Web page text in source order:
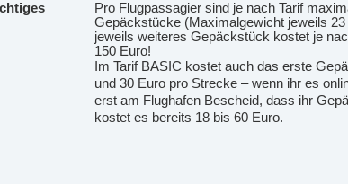
Pro Flugpassagier sind je nach Tarif
Gepäckstücke (Maximalgewicht jeweils
jeweils weiteres Gepäckstück kostet je
150 Euro!
Im Tarif BASIC kostet auch das erste
und 30 Euro pro Strecke – wenn ihr es
erst am Flughafen Bescheid, dass ihr
kostet es bereits 18 bis 60 Euro.